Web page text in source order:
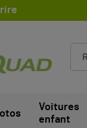
Voitures
enfant